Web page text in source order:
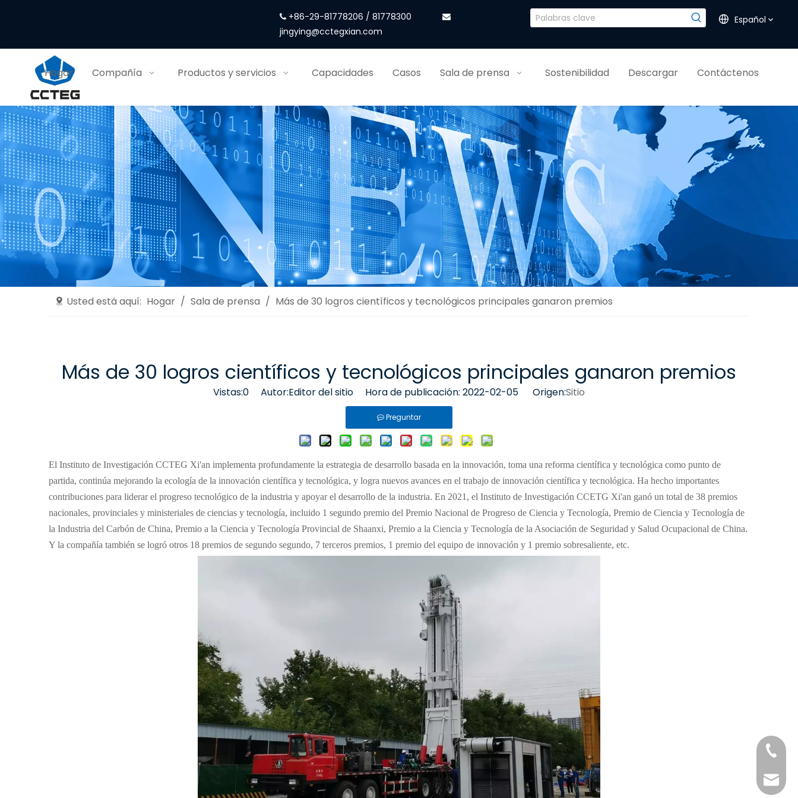
 +86-29-81778206 / 81778300
jingying@cctegxian.com
Español
Hogar Compañía Productos y servicios Capacidades Casos Sala de prensa Sostenibilidad Descargar Contáctenos
Usted está aquí: Hogar / Sala de prensa / Más de 30 logros científicos y tecnológicos principales ganaron premios
Más de 30 logros científicos y tecnológicos principales ganaron premios
Vistas:0 Autor:Editor del sitio Hora de publicación: 2022-02-05 Origen:Sitio
Preguntar
El Instituto de Investigación CCTEG Xi'an implementa profundamente la estrategia de desarrollo basada en la innovación, toma una reforma científica y tecnológica como punto de
partida, continúa mejorando la ecología de la innovación científica y tecnológica, y logra nuevos avances en el trabajo de innovación científica y tecnológica. Ha hecho importantes
contribuciones para liderar el progreso tecnológico de la industria y apoyar el desarrollo de la industria. En 2021, el Instituto de Investigación CCETG Xi'an ganó un total de 38 premios
nacionales, provinciales y ministeriales de ciencias y tecnología, incluido 1 segundo premio del Premio Nacional de Progreso de Ciencia y Tecnología, Premio de Ciencia y Tecnología de
la Industria del Carbón de China, Premio a la Ciencia y Tecnología Provincial de Shaanxi, Premio a la Ciencia y Tecnología de la Asociación de Seguridad y Salud Ocupacional de China.
Y la compañía también se logró otros 18 premios de segundo segundo, 7 terceros premios, 1 premio del equipo de innovación y 1 premio sobresaliente, etc.
+86-
+86-